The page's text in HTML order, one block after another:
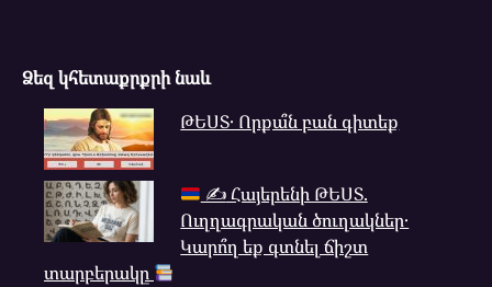
Ձեզ կհետաքրքրի նաև
ԹԵՍՏ․ Որքա՞ն բան գիտեք
✍Հայերենի ԹԵՍՏ.
Ուղղագրական ծուղակներ․
Կարո՞ղ եք գտնել ճիշտ
տարբերակը